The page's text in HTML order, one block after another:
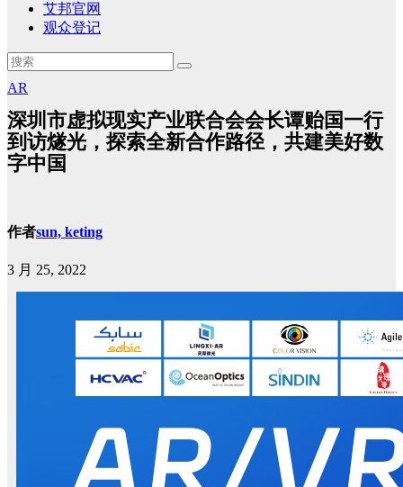
艾邦官网
观众登记
AR
深圳市虚拟现实产业联合会会长谭贻国一行
到访燧光，探索全新合作路径，共建美好数
字中国
作者sun, keting
3 月 25, 2022